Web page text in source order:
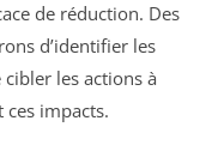
de réduction. Des
d’identifier les
les actions à
impacts.